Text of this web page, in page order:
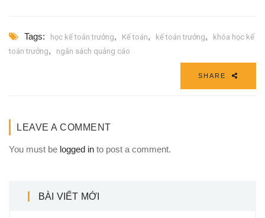
Tags: học kế toán trưởng, Kế toán, kế toán trưởng,
khóa học kế
toán trưởng, ngân sách quảng cáo
SHARE
LEAVE A COMMENT
You must be logged in to post a comment.
BÀI VIẾT MỚI